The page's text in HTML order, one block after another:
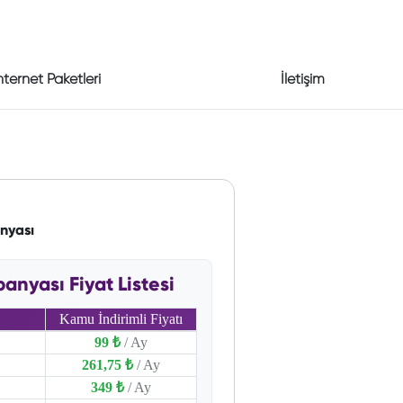
Paketleri İletişim
Fiyat Listesi
Kamu İndirimli Fiyatı
99 ₺ / Ay
261,75 ₺ / Ay
349 ₺ / Ay